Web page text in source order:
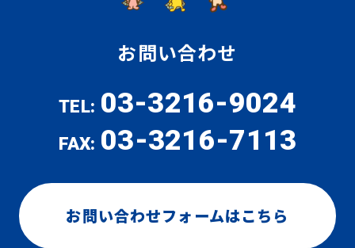
お問い合わせ
TEL: 03-3216-9024
FAX: 03-3216-7113
お問い合わせフォームはこちら